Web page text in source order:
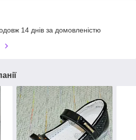
14 днів за домовленістю